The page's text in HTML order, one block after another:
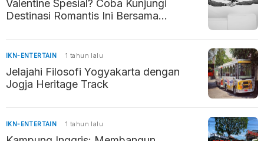
Valentine Spesial? Coba Kunjungi
Destinasi Romantis Ini Bersama
IKN-ENTERTAIN 1 tahun lalu
Jelajahi Filosofi Yogyakarta dengan
Jogja Heritage Track
IKN-ENTERTAIN 1 tahun lalu